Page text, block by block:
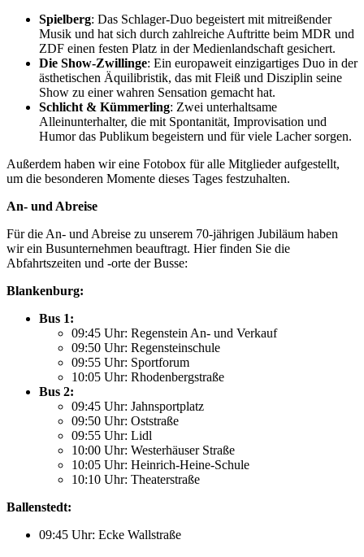
Spielberg: Das Schlager-Duo begeistert mit mitreißender
Musik und hat sich durch zahlreiche Auftritte beim MDR und
ZDF einen festen Platz in der Medienlandschaft gesichert.
Die Show-Zwillinge: Ein europaweit einzigartiges Duo in der
ästhetischen Äquilibristik, das mit Fleiß und Disziplin seine
Show zu einer wahren Sensation gemacht hat.
Schlicht & Kümmerling: Zwei unterhaltsame
Alleinunterhalter, die mit Spontanität, Improvisation und
Humor das Publikum begeistern und für viele Lacher sorgen.
Außerdem haben wir eine Fotobox für alle Mitglieder aufgestellt,
um die besonderen Momente dieses Tages festzuhalten.
An- und Abreise
Für die An- und Abreise zu unserem 70-jährigen Jubiläum haben
wir ein Busunternehmen beauftragt. Hier finden Sie die
Abfahrtszeiten und -orte der Busse:
Blankenburg:
Bus 1:
09:45 Uhr: Regenstein An- und Verkauf
09:50 Uhr: Regensteinschule
09:55 Uhr: Sportforum
10:05 Uhr: Rhodenbergstraße
Bus 2:
09:45 Uhr: Jahnsportplatz
09:50 Uhr: Oststraße
09:55 Uhr: Lidl
10:00 Uhr: Westerhäuser Straße
10:05 Uhr: Heinrich-Heine-Schule
10:10 Uhr: Theaterstraße
Ballenstedt:
09:45 Uhr: Ecke Wallstraße